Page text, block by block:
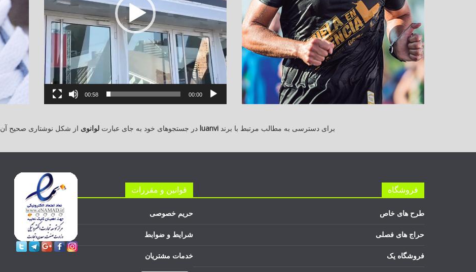
00:00
00:58
برای دسترسی به مطالب مرتبط با برند luanvi در جستجوهای خود به جای عبارت لوانوی از شکل نوشتاری صحیح آن
فروشگاه
طرح های خاص
حراج های فصلی
فروشگاه یک
قوانین و مقررات
حریم خصوصی
شرایط و ضوابط
خدمات مشتریان